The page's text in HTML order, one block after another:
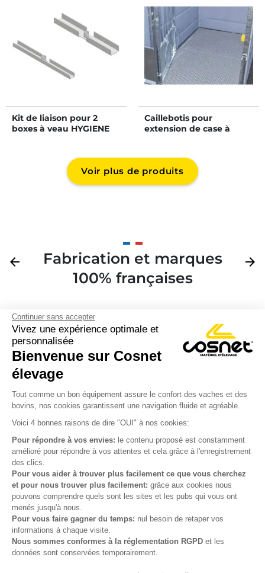
Continuer sans accepter
Vivez une expérience optimale et
personnalisée
Bienvenue sur Cosnet
élevage
Tout comme un bon équipement assure le confort des vaches et des
bovins, nos cookies garantissent une navigation fluide et agréable.
Voici 4 bonnes raisons de dire "OUI" à nos cookies:
Pour répondre à vos envies: le contenu proposé est constamment
amélioré pour répondre à vos attentes et cela grâce à l'enregistrement
des clics.
Pour vous aider à trouver plus facilement ce que vous cherchez
et pour nous trouver plus facilement: grâce aux cookies nous
pouvons comprendre quels sont les sites et les pubs qui vous ont
menés jusqu'à nous.
Pour vous faire gagner du temps: nul besoin de retaper vos
informations à chaque visite.
Nous sommes conformes à la réglementation RGPD et les
données sont conservées temporairement.
Kit de liaison pour 2
boxes à veau HYGIENE
Caillebotis pour
extension de case à
Voir plus de produits
Précédent
arrow_back
Fabrication et marques
100% françaises
arrow_forward
Produits
Notre société
Votre compte
Informations